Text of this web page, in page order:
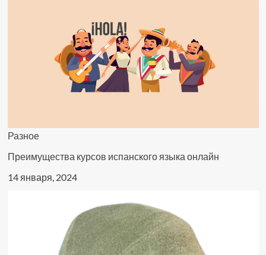
Разное
Преимущества курсов испанского языка онлайн
14 января, 2024